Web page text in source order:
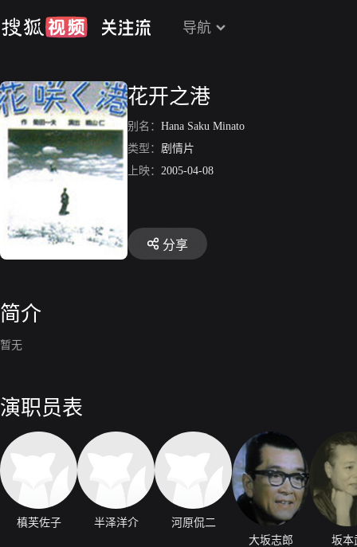
导航
花开之港
别名： Hana Saku Minato
类型： 剧情片
上映： 2005-04-08
分享
简介
暂无
演职员表
槙芙佐子 半泽洋介
河原侃二
大坂志郎
坂本